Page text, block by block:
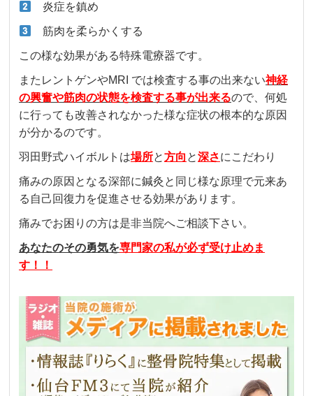
炎症を鎮め
筋肉を柔らかくする
この様な効果がある特殊電療器です。
またレントゲンやMRI では検査する事の出来ない神経
の興奮や筋肉の状態を検査する事が出来るので、何処
に行っても改善されなかった様な症状の根本的な原因
が分かるのです。
羽田野式ハイボルトは場所と方向 と深さにこだわり
痛みの原因となる深部に鍼灸と同じ様な原理で元来あ
る自己回復力を促進させる効果があります。
痛みでお困りの方は是非当院へご相談下さい。
あなたのその勇気を専門家の私が必ず受け止めま
す！！